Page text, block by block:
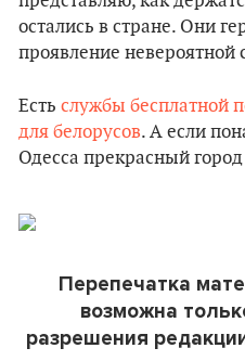
остались в стране. Они
проявление невероятной
Есть службы бесплатной
для белорусов. А если
Одесса прекрасный город
Перепечатка
возможна
разрешения